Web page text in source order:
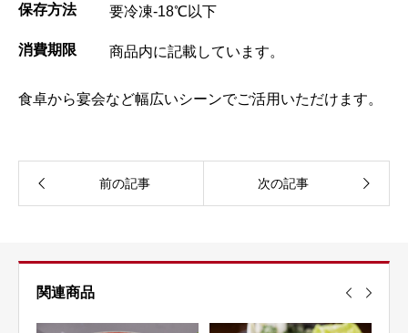
保存方法 要冷凍-18℃以下
消費期限 商品内に記載しています。
食卓から宴会など幅広いシーンでご活用いただけます。
関連商品